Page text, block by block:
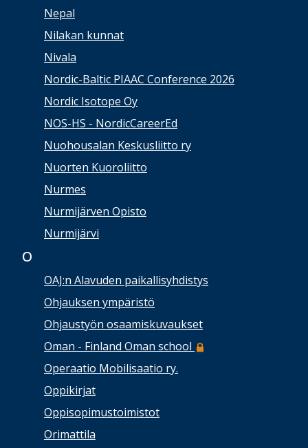
Nepal
Nilakan kunnat
Nivala
Nordic-Baltic PIAAC Conference 2026
Nordic Isotope Oy
NOS-HS - NordicCareerEd
Nuohousalan Keskusliitto ry
Nuorten Kuoroliitto
Nurmes
Nurmijärven Opisto
Nurmijärvi
O
OAJ:n Alavuden paikallisyhdistys
Ohjauksen ympäristö
Ohjaustyön osaamiskuvaukset
Oman - Finland Oman school
Operaatio Mobilisaatio ry.
Oppikirjat
Oppisopimustoimistot
Orimattila